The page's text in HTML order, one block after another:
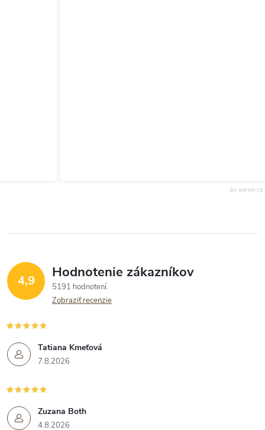
by qeron.cz
4,9 Hodnotenie zákazníkov
5191 hodnotení
Zobraziť recenzie
Tatiana Kmeťová
7.8.2026
Zuzana Both
4.8.2026